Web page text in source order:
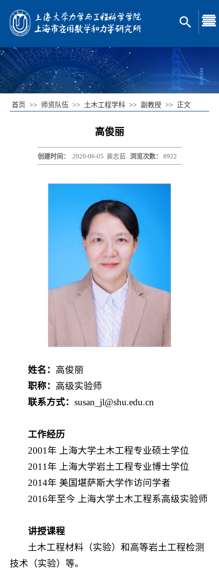
首页 >> 师资队伍 >> 土木工程学科 >> 副教授 >> 正文
高俊丽
创建时间： 2020-06-05 裴志茹 浏览次数： 8922
姓名： 高俊丽
职称： 高级实验师
联系方式：susan_jl@shu.edu.cn
工作经历
2001年 上海大学土木工程专业硕士学位
2011年 上海大学岩土工程专业博士学位
2014年 美国堪萨斯大学作访问学者
2016年至今 上海大学土木工程系高级实验师
讲授课程
土木工程材料（实验）和高等岩土工程检测
技术（实验）等。